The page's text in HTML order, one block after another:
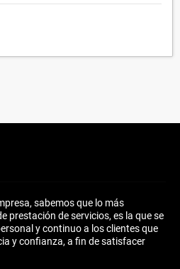
sabemos que lo más
prestación de servicios, es la que se
y continuo a los clientes que
y confianza, a fin de satisfacer